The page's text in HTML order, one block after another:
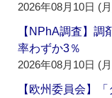
2026年08月10日 (
【NPhA調査】調
率わずか3％
2026年08月10日 (
【欧州委員会】